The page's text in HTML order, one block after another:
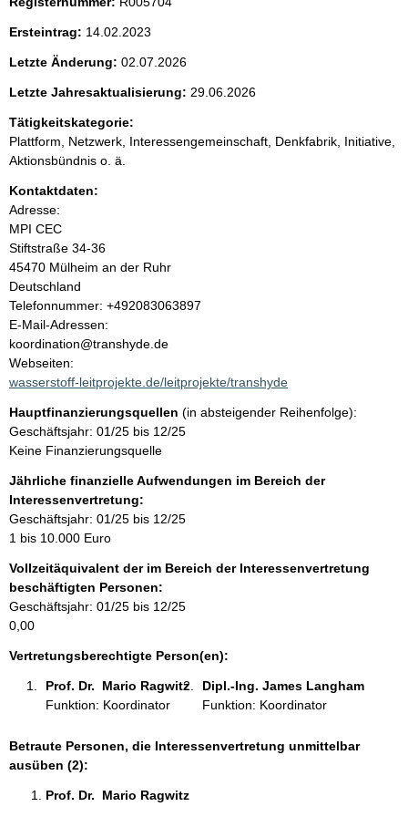
i
n
h
a
l
t
Ersteintrag: 14.02.2023
Letzte Änderung: 02.07.2026
Letzte Jahresaktualisierung: 29.06.2026
Tätigkeitskategorie:
Plattform, Netzwerk, Interessengemeinschaft, Denkfabrik, Initiative,
Aktionsbündnis o. ä.
Kontaktdaten:
Adresse:
MPI CEC
Stiftstraße 34-36
45470 Mülheim an der Ruhr
Deutschland
K
o
n
t
a
t
i
n
f
o
r
m
t
i
o
n
e
Telefonnummer: +492083063897
E-Mail-Adressen:
koordination@transhyde.de
Webseiten:
wasserstoff-leitprojekte.de/leitprojekte/transhyde
Hauptfinanzierungsquellen (in absteigender Reihenfolge):
Geschäftsjahr: 01/25 bis 12/25
Keine Finanzierungsquelle
Jährliche finanzielle Aufwendungen im Bereich der
Interessenvertretung:
Geschäftsjahr: 01/25 bis 12/25
1 bis 10.000 Euro
Vollzeitäquivalent der im Bereich der Interessenvertretung
beschäftigten Personen:
Geschäftsjahr: 01/25 bis 12/25
0,00
Vertretungsberechtigte Person(en):
Prof. Dr.  Mario Ragwitz
Funktion: Koordinator
Dipl.-Ing. James Langham
Funktion: Koordinator
Betraute Personen, die Interessenvertretung unmittelbar
ausüben (2):
Prof. Dr.  Mario Ragwitz